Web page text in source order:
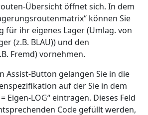
Übersicht öffnet sich. In dem
können Sie
für ihr eigenes Lager (Umlag. von
(z.B. BLAU)) und den
Fremd) vornehmen.
Assist-Button gelangen Sie in die
auf der Sie in dem
Eigen-LOG“ eintragen. Dieses Feld
Code gefüllt werden,